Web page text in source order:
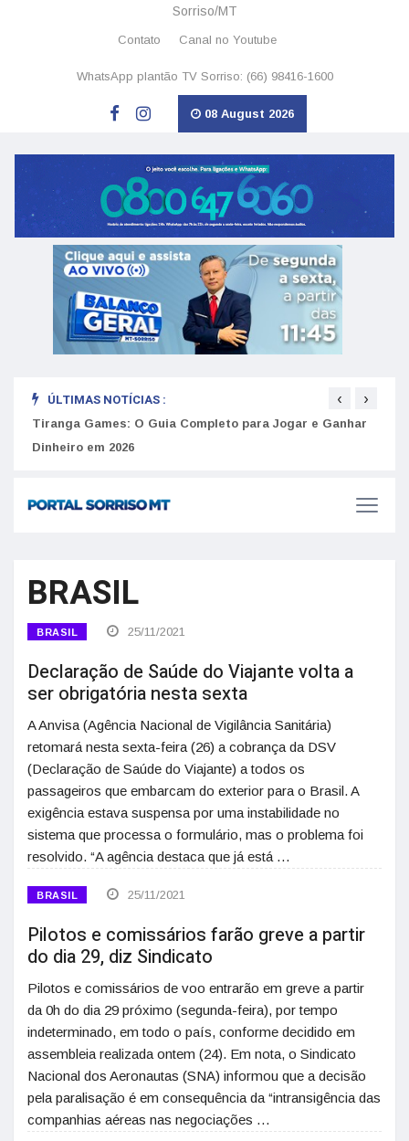
Sorriso/MT
Contato Canal no Youtube
WhatsApp plantão TV Sorriso: (66) 98416-1600
08 August 2026
ÚLTIMAS NOTÍCIAS :
Tiranga Games: O Guia Completo para Jogar e Ganhar
Golpes do arrendamento em Portugal: Como identificar
anúncios falsos de moradia na internet
‹ ›
BRASIL
BRASIL 25/11/2021
Declaração de Saúde do Viajante volta a
ser obrigatória nesta sexta
A Anvisa (Agência Nacional de Vigilância Sanitária)
retomará nesta sexta-feira (26) a cobrança da DSV
(Declaração de Saúde do Viajante) a todos os
passageiros que embarcam do exterior para o Brasil. A
exigência estava suspensa por uma instabilidade no
sistema que processa o formulário, mas o problema foi
resolvido. “A agência destaca que já está …
BRASIL 25/11/2021
Pilotos e comissários farão greve a partir
do dia 29, diz Sindicato
Pilotos e comissários de voo entrarão em greve a partir
da 0h do dia 29 próximo (segunda-feira), por tempo
indeterminado, em todo o país, conforme decidido em
assembleia realizada ontem (24). Em nota, o Sindicato
Nacional dos Aeronautas (SNA) informou que a decisão
pela paralisação é em consequência da “intransigência das
companhias aéreas nas negociações …